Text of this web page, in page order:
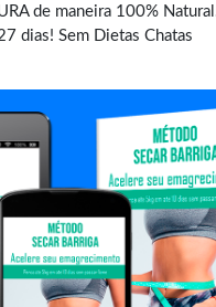
de maneira 100%
dias! Sem Dietas Chatas